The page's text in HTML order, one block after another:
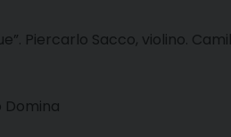
Piercarlo Sacco, violino.
Domina